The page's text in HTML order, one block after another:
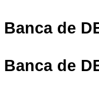
Banca de
Banca de